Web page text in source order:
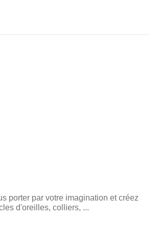
porter par votre imagination et créez
d'oreilles, colliers, ...